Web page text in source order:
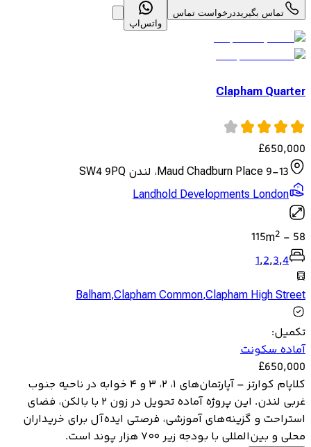
تماس بگیرید درخواست تماس
واتس‌اپ
Clapham Quarter
£650,000
9-13 Maud Chadburn Place، لندن SW4 9PQ
Landhold Developments London
58
-
115m2
1,2,3,4
Balham,Clapham Common,Clapham High Street
تکمیل:
آماده سکونت
£650,000
کلاپام کوارتز – آپارتمان‌های ۱، ۲، ۳ و ۴ خوابه در ناحیه جنوب
غربی لندن. این پروژه آماده تحویل در زون ۲ با بالکن، فضای
استراحت و گزینه‌های آموزشی، فرصتی ایده‌آل برای خریداران
محلی و بین‌المللی با بودجه زیر ۷۰۰ هزار پوند است.